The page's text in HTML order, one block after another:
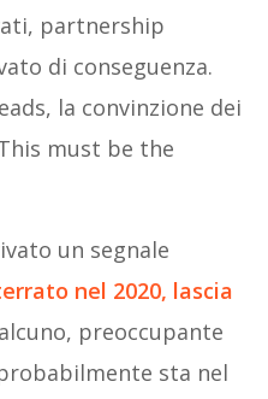
partnership
di conseguenza.
la convinzione dei
must be the
un segnale
nel 2020, lascia
preoccupante
sta nel